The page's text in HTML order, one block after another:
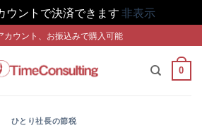
ウントで決済できます 非表示
カウント、お振込みで購入可能
0
ひとり社長の節税